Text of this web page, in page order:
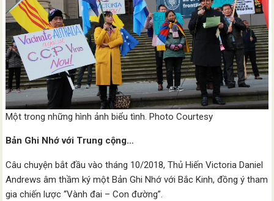
Một trong những hình ảnh biểu tình. Photo Courtesy
Bản Ghi Nhớ với Trung cộng…
Câu chuyện bắt đầu vào tháng 10/2018, Thủ Hiến Victoria Daniel
Andrews âm thầm ký một Bản Ghi Nhớ với Bắc Kinh, đồng ý tham
gia chiến lược “Vành đai – Con đường”.